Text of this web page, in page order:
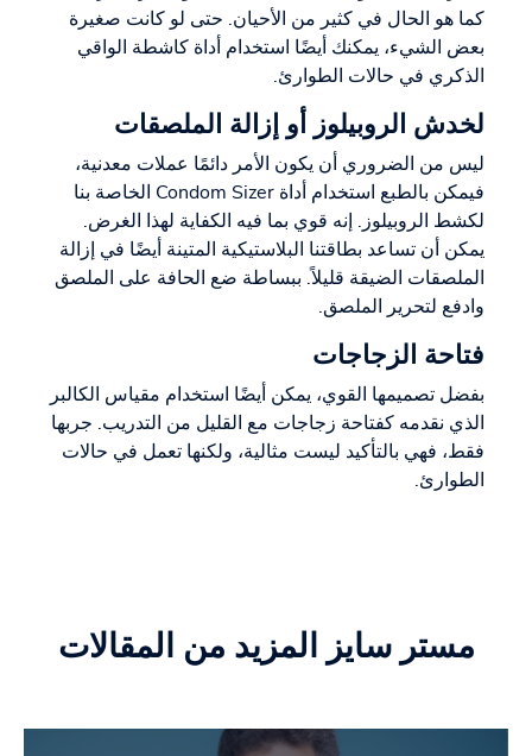
كما هو الحال في كثير من الأحيان. حتى لو كانت صغيرة
بعض الشيء، يمكنك أيضًا استخدام أداة كاشطة الواقي
الذكري في حالات الطوارئ.
لخدش الروبيلوز أو إزالة الملصقات
ليس من الضروري أن يكون الأمر دائمًا عملات معدنية،
فيمكن بالطبع استخدام أداة Condom Sizer الخاصة بنا
لكشط الروبيلوز. إنه قوي بما فيه الكفاية لهذا الغرض.
يمكن أن تساعد بطاقتنا البلاستيكية المتينة أيضًا في إزالة
الملصقات الضيقة قليلاً. ببساطة ضع الحافة على الملصق
وادفع لتحرير الملصق.
فتاحة الزجاجات
بفضل تصميمها القوي، يمكن أيضًا استخدام مقياس الكالبر
الذي نقدمه كفتاحة زجاجات مع القليل من التدريب. جربها
فقط، فهي بالتأكيد ليست مثالية، ولكنها تعمل في حالات
الطوارئ.
مستر سايز المزيد من المقالات